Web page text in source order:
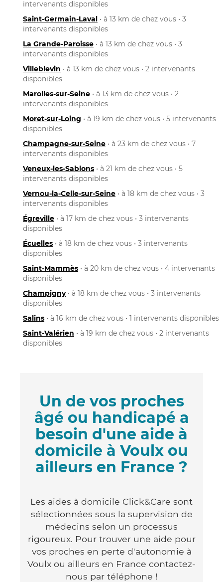
intervenants disponibles
Saint-Germain-Laval • à 13 km de chez vous • 3
intervenants disponibles
La Grande-Paroisse • à 13 km de chez vous • 3
intervenants disponibles
Villeblevin • à 13 km de chez vous • 2 intervenants
disponibles
Marolles-sur-Seine • à 13 km de chez vous • 2
intervenants disponibles
Moret-sur-Loing • à 19 km de chez vous • 5 intervenants
disponibles
Champagne-sur-Seine • à 23 km de chez vous • 7
intervenants disponibles
Veneux-les-Sablons • à 21 km de chez vous • 5
intervenants disponibles
Vernou-la-Celle-sur-Seine • à 18 km de chez vous • 3
intervenants disponibles
Égreville • à 17 km de chez vous • 3 intervenants
disponibles
Écuelles • à 18 km de chez vous • 3 intervenants
disponibles
Saint-Mammès • à 20 km de chez vous • 4 intervenants
disponibles
Champigny• à 18 km de chez vous • 3 intervenants
disponibles
Salins • à 16 km de chez vous • 1 intervenants disponibles
Saint-Valérien • à 19 km de chez vous • 2 intervenants
disponibles
Un de vos proches
âgé ou handicapé a
besoin d'une aide à
domicile à Voulx ou
ailleurs en France ?
Les aides à domicile Click&Care sont
sélectionnées sous la supervision de
médecins selon un processus
rigoureux. Pour trouver une aide pour
vos proches en perte d'autonomie à
Voulx ou ailleurs en France contactez-
nous par téléphone !